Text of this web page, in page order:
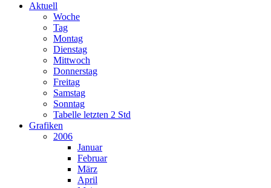
Aktuell
Woche
Tag
Montag
Dienstag
Mittwoch
Donnerstag
Freitag
Samstag
Sonntag
Tabelle letzten 2 Std
Grafiken
2006
Januar
Februar
März
April